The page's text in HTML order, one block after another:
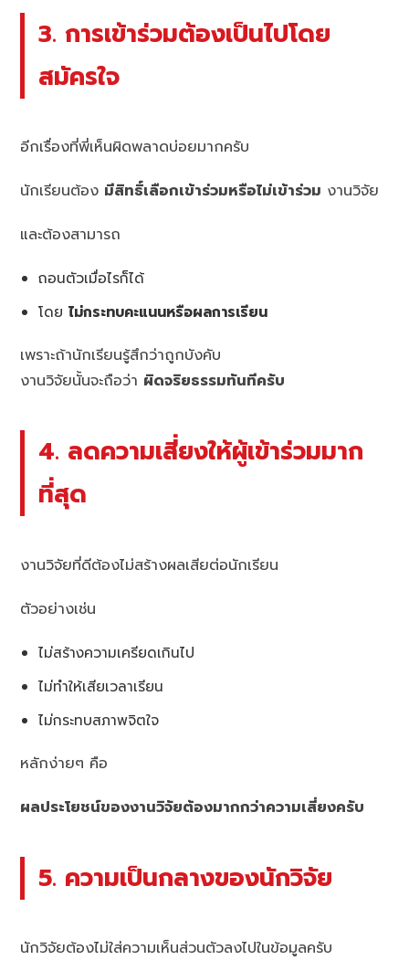
3. การเข้าร่วมต้องเป็นไปโดย
สมัครใจ
อีกเรื่องที่พี่เห็นผิดพลาดบ่อยมากครับ
นักเรียนต้อง มีสิทธิ์เลือกเข้าร่วมหรือไม่เข้าร่วม งานวิจัย
และต้องสามารถ
ถอนตัวเมื่อไรก็ได้
โดยไม่กระทบคะแนนหรือผลการเรียน
เพราะถ้านักเรียนรู้สึกว่าถูกบังคับ
งานวิจัยนั้นจะถือว่า ผิดจริยธรรมทันทีครับ
4. ลดความเสี่ยงให้ผู้เข้าร่วมมาก
ที่สุด
งานวิจัยที่ดีต้องไม่สร้างผลเสียต่อนักเรียน
ตัวอย่างเช่น
ไม่สร้างความเครียดเกินไป
ไม่ทำให้เสียเวลาเรียน
ไม่กระทบสภาพจิตใจ
หลักง่ายๆ คือ
ผลประโยชน์ของงานวิจัยต้องมากกว่าความเสี่ยงครับ
5. ความเป็นกลางของนักวิจัย
นักวิจัยต้องไม่ใส่ความเห็นส่วนตัวลงไปในข้อมูลครับ